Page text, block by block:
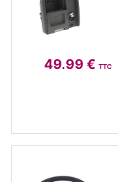
49.99 € TTC